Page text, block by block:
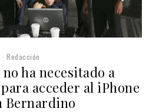
Redacción
ha necesitado a
acceder al iPhone
Bernardino